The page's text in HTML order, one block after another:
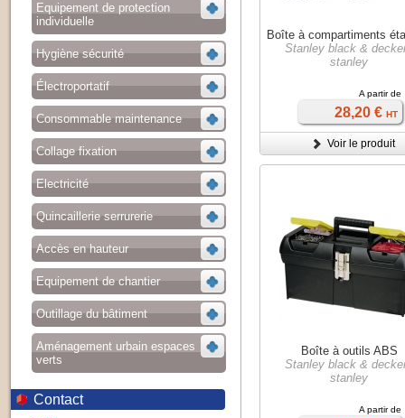
Equipement de protection
individuelle
Hygiène sécurité
Électroportatif
Consommable maintenance
Collage fixation
Electricité
Quincaillerie serrurerie
Accès en hauteur
Equipement de chantier
Outillage du bâtiment
Aménagement urbain espaces
verts
Contact
Boîte à compartiments
Stanley black &
stanley
A partir de
28,20 € HT
Voir le produit
Boîte à outils ABS
Stanley black &
stanley
A partir de